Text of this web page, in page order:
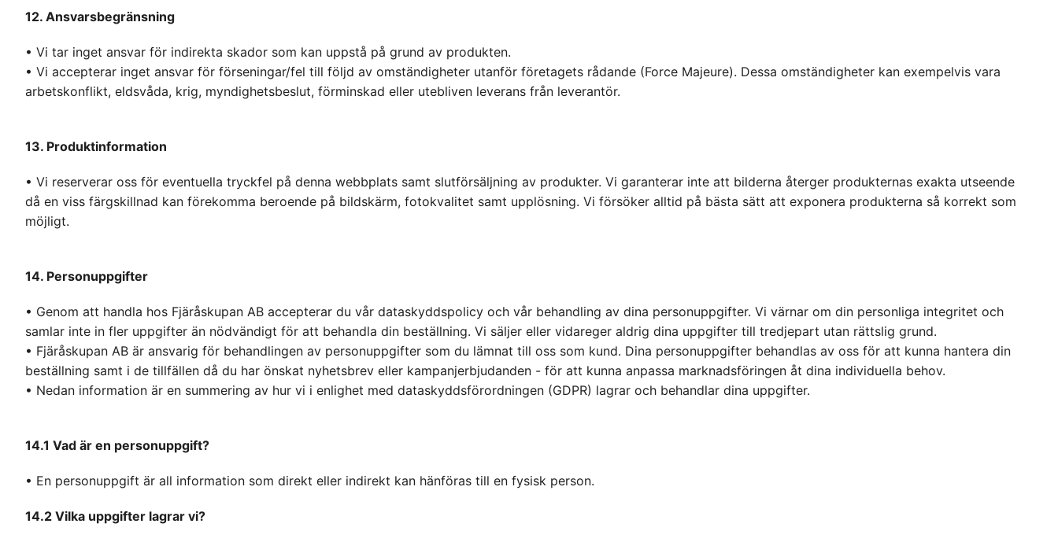
12. Ansvarsbegränsning
• Vi tar inget ansvar för indirekta skador som kan uppstå på grund av produkten.
• Vi accepterar inget ansvar för förseningar/fel till följd av omständigheter utanför företagets rådande (Force Majeure). Dessa omständigheter kan exempelvis vara
arbetskonflikt, eldsvåda, krig, myndighetsbeslut, förminskad eller utebliven leverans från leverantör.
13. Produktinformation
• Vi reserverar oss för eventuella tryckfel på denna webbplats samt slutförsäljning av produkter. Vi garanterar inte att bilderna återger produkternas exakta utseende
då en viss färgskillnad kan förekomma beroende på bildskärm, fotokvalitet samt upplösning. Vi försöker alltid på bästa sätt att exponera produkterna så korrekt som
möjligt.
14. Personuppgifter
• Genom att handla hos Fjäråskupan AB accepterar du vår dataskyddspolicy och vår behandling av dina personuppgifter. Vi värnar om din personliga integritet och
samlar inte in fler uppgifter än nödvändigt för att behandla din beställning. Vi säljer eller vidareger aldrig dina uppgifter till tredjepart utan rättslig grund.
• Fjäråskupan AB är ansvarig för behandlingen av personuppgifter som du lämnat till oss som kund. Dina personuppgifter behandlas av oss för att kunna hantera din
beställning samt i de tillfällen då du har önskat nyhetsbrev eller kampanjerbjudanden - för att kunna anpassa marknadsföringen åt dina individuella behov.
• Nedan information är en summering av hur vi i enlighet med dataskyddsförordningen (GDPR) lagrar och behandlar dina uppgifter.
14.1 Vad är en personuppgift?
• En personuppgift är all information som direkt eller indirekt kan hänföras till en fysisk person.
14.2 Vilka uppgifter lagrar vi?